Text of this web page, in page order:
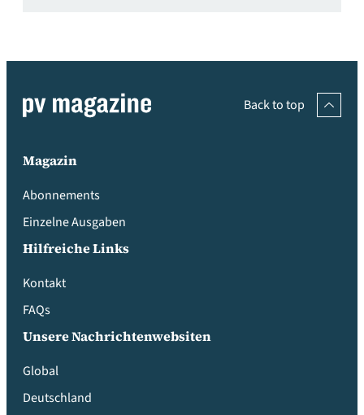
Back to top
Magazin
Abonnements
Einzelne Ausgaben
Hilfreiche Links
Kontakt
FAQs
Unsere Nachrichtenwebsiten
Global
Deutschland